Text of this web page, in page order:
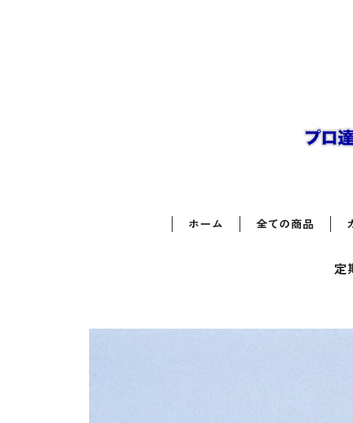
ホーム 全ての商品
定